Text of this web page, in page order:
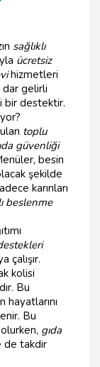
sağlıklı
ücretsiz
hizmetleri
dar gelirli
bir destektir.
toplu
güvenliği
besin
şekilde
karınları
beslenme
çalışır.
kolisi
Bu
hayatlarını
Bu
gıda
de takdir